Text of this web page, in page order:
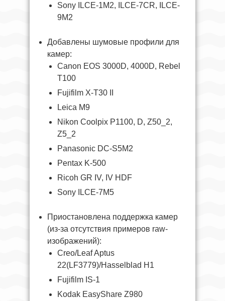
Sony ILCE-1M2, ILCE-7CR, ILCE-
9M2
Добавлены шумовые профили для
камер:
Canon EOS 3000D, 4000D, Rebel
T100
Fujifilm X-T30 II
Leica M9
Nikon Coolpix P1100, D, Z50_2,
Z5_2
Panasonic DC-S5M2
Pentax K-500
Ricoh GR IV, IV HDF
Sony ILCE-7M5
Приостановлена поддержка камер
(из-за отсутствия примеров raw-
изображений):
Creo/Leaf Aptus
22(LF3779)/Hasselblad H1
Fujifilm IS-1
Kodak EasyShare Z980